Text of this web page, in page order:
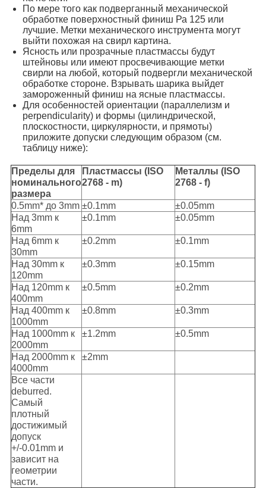
НОВОСТИ
ЗАПРОСИТЕ
ЦИТАТУ
КАРТА
САЙТА
ПОЛИТИКА
КОНФИДЕНЦИАЛЬНОСТИ
По мере того как подверганный механической
обработке поверхностный финиш Ра 125 или
лучшие. Метки механического инструмента могут
выйти похожая на свирл картина.
Ясность или прозрачные пластмассы будут
штейновы или имеют просвечивающие метки
свирли на любой, который подвергли механической
обработке стороне. Взрывать шарика выйдет
замороженный финиш на ясные пластмассы.
Для особенностей ориентации (параллелизм и
perpendicularity) и формы (цилиндрической,
плоскостности, циркулярности, и прямоты)
приложите допуски следующим образом (см.
таблицу ниже):
Пределы для
номинального
размера
Пластмассы (ISO
2768 - m)
Металлы (ISO
2768 - f)
0.5mm* до 3mm ±0.1mm
±0.05mm
Над 3mm к
6mm
±0.1mm ±0.05mm
Над 6mm к
30mm
±0.2mm ±0.1mm
Над 30mm к
120mm
±0.3mm ±0.15mm
Над 120mm к
400mm
±0.5mm ±0.2mm
Над 400mm к
1000mm
±0.8mm ±0.3mm
Над 1000mm к
2000mm
±1.2mm ±0.5mm
Над 2000mm к
4000mm
±2mm
Все части
deburred.
Самый
плотный
достижимый
допуск
+/-0.01mm и
зависит на
геометрии
части.